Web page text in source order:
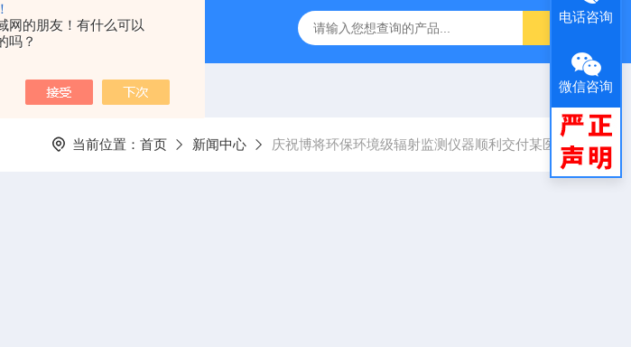
网的朋友！有什么可以
吗？
体闪烁谱仪 LSC-8000液闪仪实验分析设备 手持式背散射检查仪 中子个人剂量报警仪
当前位置： 首页 新闻中心 庆祝博将环保环境级辐射监测仪器顺利交付某医院
电话咨询
微信咨询